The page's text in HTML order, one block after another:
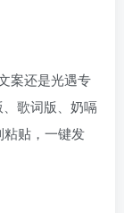
案还是光遇专
歌词版、奶嗝
贴，一键发